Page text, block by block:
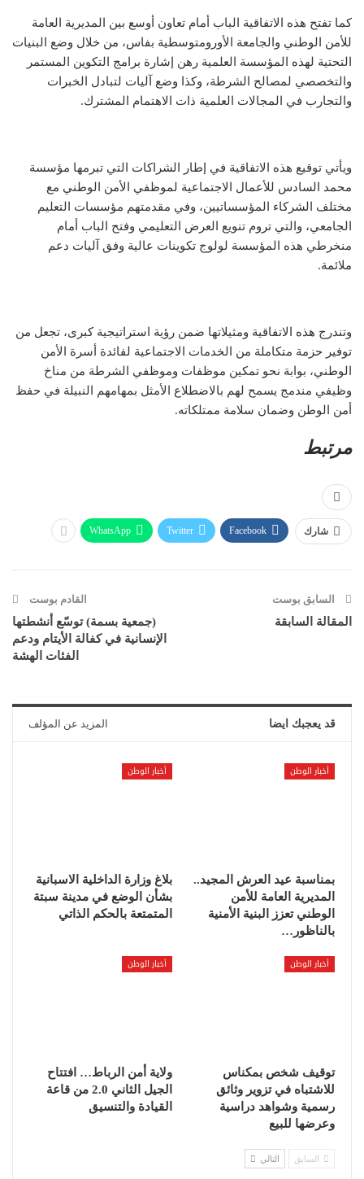
كما تفتح هذه الاتفاقية الباب أمام تعاون أوسع بين المديرية العامة
للأمن الوطني والجامعة الأورومتوسطية بفاس، من خلال وضع البنيات
التحتية لهذه المؤسسة العلمية رهن إشارة برامج التكوين المستمر
والتخصصي لمصالح الشرطة، وكذا وضع آليات لتبادل الخبرات
والتجارب في المجالات العلمية ذات الاهتمام المشترك.
ويأتي توقيع هذه الاتفاقية في إطار الشراكات التي تبرمها مؤسسة
محمد السادس للأعمال الاجتماعية لموظفي الأمن الوطني مع
مختلف الشركاء المؤسساتيين، وفي مقدمتهم مؤسسات التعليم
الجامعي، والتي تروم تنويع العرض التعليمي وفتح الباب أمام
منخرطي هذه المؤسسة لولوج تكوينات عالية وفق آليات دعم
ملائمة.
وتندرج هذه الاتفاقية ومثيلاتها ضمن رؤية استراتيجية كبرى، تجعل من
توفير حزمة متكاملة من الخدمات الاجتماعية لفائدة أسرة الأمن
الوطني، بوابة نحو تمكين موظفات وموظفي الشرطة من مناخ
وظيفي مندمج يسمح لهم بالاضطلاع الأمثل بمهامهم النبيلة في حفظ
أمن الوطن وضمان سلامة ممتلكاته.
مرتبط
شارك Facebook
Twitter
WhatsApp
السابق بوست
المقالة السابقة
القادم بوست
(جمعية بسمة) توسّع أنشطتها
الإنسانية في كفالة الأيتام ودعم
الفئات الهشة
قد يعجبك ايضا المزيد عن المؤلف
أخبار الوطن
بمناسبة عيد العرش المجيد..
المديرية العامة للأمن
الوطني تعزز البنية الأمنية
بالناظور…
أخبار الوطن
بلاغ وزارة الداخلية الاسبانية
بشأن الوضع في مدينة سبتة
المتمتعة بالحكم الذاتي
أخبار الوطن
توقيف شخص بمكناس
للاشتباه في تزوير وثائق
رسمية وشواهد دراسية
وعرضها للبيع
أخبار الوطن
ولاية أمن الرباط… افتتاح
الجيل الثاني 2.0 من قاعة
القيادة والتنسيق
السابق التالي